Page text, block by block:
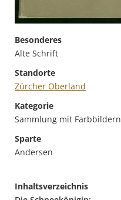
Besonderes
Alte Schrift
Standorte
Zürcher Oberland
Kategorie
Sammlung mit Farbbildern
Sparte
Andersen
Inhaltsverzeichnis